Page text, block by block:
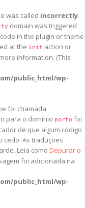
was called incorrectly.
domain was triggered
in the plugin or theme
at the init action or
information. (This
public_html/wp-
foi chamada
para o domínio porto foi
de que algum código
cedo. As traduções
Leia como Depurar o
foi adicionada na
public_html/wp-